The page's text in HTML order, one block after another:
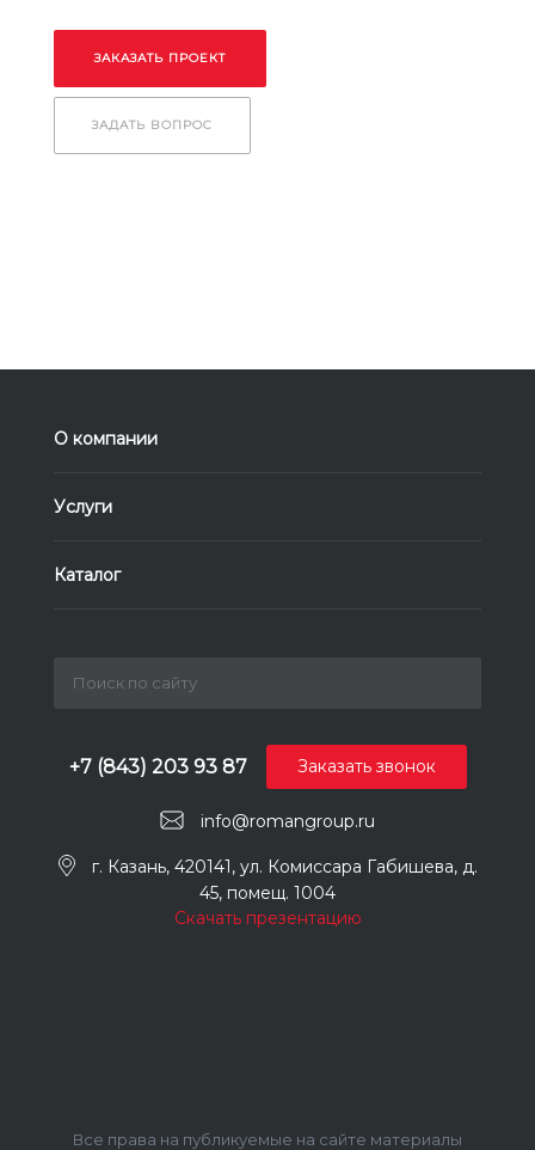
ЗАКАЗАТЬ ПРОЕКТ
ЗАДАТЬ ВОПРОС
О компании
Услуги
Каталог
info@romangroup.ru
+7 (843) 203 93 87
г. Казань, 420141, ул. Комиссара Габишева, д.
45, помещ. 1004
Скачать презентацию
Заказать звонок
Все права на публикуемые на сайте материалы